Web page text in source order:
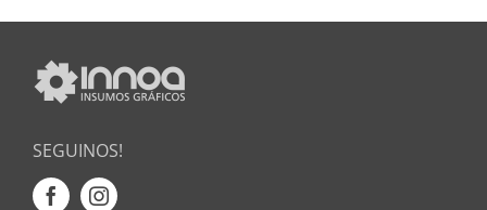
SEGUINOS!